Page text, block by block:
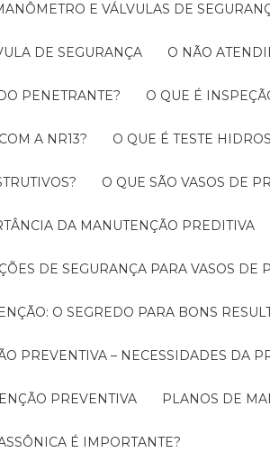
E VÁLVULAS DE
DE SEGURANÇA O NÃO
PENETRANTE? O QUE É
A NR13? O QUE É TESTE
O QUE SÃO VASOS DE
DA MANUTENÇÃO PREDITIVA
DE SEGURANÇA PARA VASOS DE
O SEGREDO PARA BONS
PREVENTIVA – NECESSIDADES DA
PREVENTIVA PLANOS DE
É IMPORTANTE?